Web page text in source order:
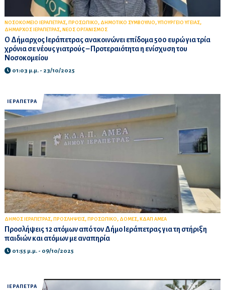
ΝΟΣΟΚΟΜΕΙΟ ΙΕΡΑΠΕΤΡΑΣ, ΠΡΟΣΩΠΙΚΟ, ΔΗΜΟΤΙΚΟ ΣΥΜΒΟΥΛΙΟ, ΥΠΟΥΡΓΕΙΟ ΥΓΕΙΑΣ,
ΔΗΜΑΡΧΟΣ ΙΕΡΑΠΕΤΡΑΣ, ΝΕΟΣ ΟΡΓΑΝΙΣΜΟΣ
Ο Δήμαρχος Ιεράπετρας ανακοινώνει επίδομα 500 ευρώ για τρία
χρόνια σε νέους γιατρούς – Προτεραιότητα η ενίσχυση του
Νοσοκομείου
01:03 μ.μ. - 23/10/2025
ΙΕΡΑΠΕΤΡΑ
ΔΗΜΟΣ ΙΕΡΑΠΕΤΡΑΣ, ΠΡΟΣΛΗΨΕΙΣ, ΠΡΟΣΩΠΙΚΟ, ΔΟΜΕΣ, ΚΔΑΠ ΑΜΕΑ
Προσλήψεις 12 ατόμων από τον Δήμο Ιεράπετρας για τη στήριξη
παιδιών και ατόμων με αναπηρία
01:55 μ.μ. - 09/10/2025
ΙΕΡΑΠΕΤΡΑ